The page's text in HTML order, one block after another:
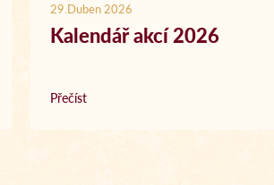
29.Duben 2026
Kalendář akcí 2026
Přečíst